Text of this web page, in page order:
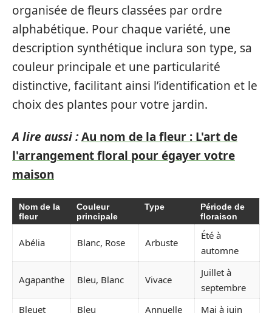
organisée de fleurs classées par ordre
alphabétique. Pour chaque variété, une
description synthétique inclura son type, sa
couleur principale et une particularité
distinctive, facilitant ainsi l’identification et le
choix des plantes pour votre jardin.
A lire aussi :Au nom de la fleur : L'art de
l'arrangement floral pour égayer votre
maison
Nom de la
fleur
Couleur
principale
Type
Période de
floraison
Abélia Blanc, Rose Arbuste
Été à
automne
Agapanthe Bleu, Blanc Vivace
Juillet à
septembre
Bleuet
Bleu Annuelle Mai à juin